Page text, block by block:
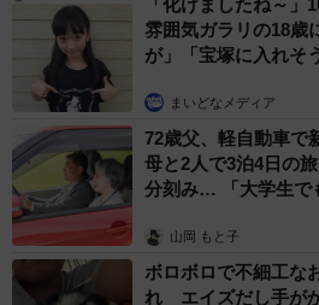
「化けましたね～
雰囲気ガラリの18
が」「宝塚に入れそ
まいどなメディア
72歳父、軽自動車
母と2人で3泊4日の
分刻み… 「大学生で
山岡 もと子
ボロボロで不細工な
れ エイズだし手が